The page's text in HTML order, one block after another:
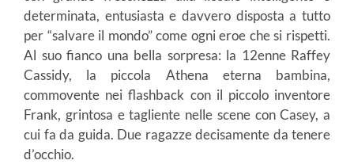
determinata, entusiasta e davvero disposta a tutto
per “salvare il mondo” come ogni eroe che si rispetti.
Al suo fianco una bella sorpresa: la 12enne Raffey
Cassidy, la piccola Athena eterna bambina,
commovente nei flashback con il piccolo inventore
Frank, grintosa e tagliente nelle scene con Casey, a
cui fa da guida. Due ragazze decisamente da tenere
d’occhio.